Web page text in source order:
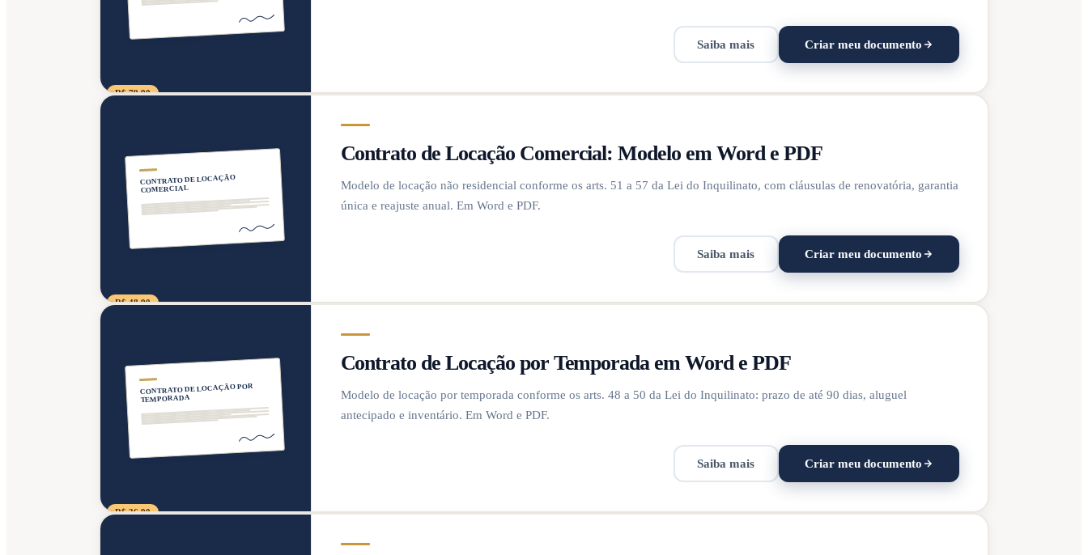
R$ 79,90
Saiba mais Criar meu documento
CONTRATO DE LOCAÇÃO
COMERCIAL
R$ 48,90
Contrato de Locação Comercial: Modelo em Word e PDF
Modelo de locação não residencial conforme os arts. 51 a 57 da Lei do Inquilinato, com cláusulas de renovatória, garantia
única e reajuste anual. Em Word e PDF.
Saiba mais Criar meu documento
CONTRATO DE LOCAÇÃO POR
TEMPORADA
R$ 36,90
Contrato de Locação por Temporada em Word e PDF
Modelo de locação por temporada conforme os arts. 48 a 50 da Lei do Inquilinato: prazo de até 90 dias, aluguel
antecipado e inventário. Em Word e PDF.
Saiba mais Criar meu documento